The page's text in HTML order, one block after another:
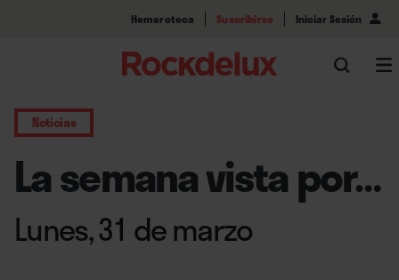
Hemeroteca Suscribirse Iniciar Sesión
Noticias
La semana vista por…
Lunes, 31 de marzo